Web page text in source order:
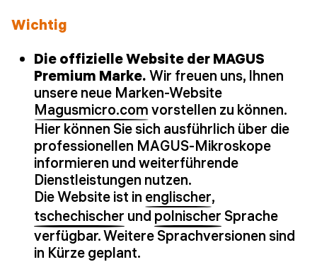
Wichtig
Die offizielle Website der MAGUS
Premium Marke. Wir freuen uns, Ihnen
unsere neue Marken-Website
Magusmicro.com vorstellen zu können.
Hier können Sie sich ausführlich über die
professionellen MAGUS-Mikroskope
informieren und weiterführende
Dienstleistungen nutzen.
Die Website ist in englischer,
tschechischer und polnischer Sprache
verfügbar. Weitere Sprachversionen sind
in Kürze geplant.